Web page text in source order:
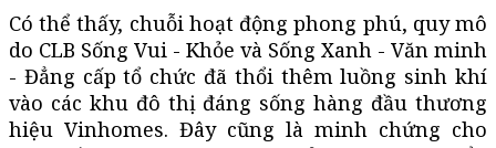
Có thể thấy, chuỗi hoạt động phong phú, quy mô
do CLB Sống Vui - Khỏe và Sống Xanh - Văn minh
- Đẳng cấp tổ chức đã thổi thêm luồng sinh khí
vào các khu đô thị đáng sống hàng đầu thương
hiệu Vinhomes. Đây cũng là minh chứng cho